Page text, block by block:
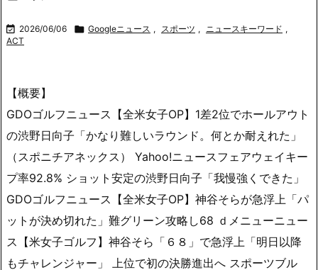
 2026/06/06  Googleニュース , スポーツ , ニュースキーワード ,
ACT
【概要】
GDOゴルフニュース【全米女子OP】1差2位でホールアウト
の渋野日向子「かなり難しいラウンド。何とか耐えれた」
（スポニチアネックス） Yahoo!ニュースフェアウェイキー
プ率92.8% ショット安定の渋野日向子「我慢強くできた」
GDOゴルフニュース【全米女子OP】神谷そらが急浮上「パ
ットが決め切れた」難グリーン攻略し68 ｄメニューニュー
ス【米女子ゴルフ】神谷そら「６８」で急浮上「明日以降
もチャレンジャー」 上位で初の決勝進出へ スポーツブル